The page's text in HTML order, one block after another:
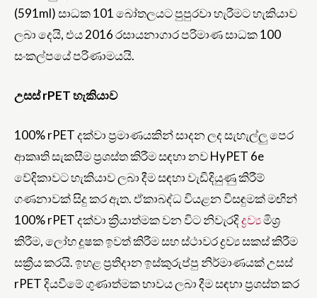
(591ml) සාධක 101 බෝතලයට පුපුරවා හැරීමට හැකියාව
ලබා දෙයි, එය 2016 රසායනාගාර පරිමාණ සාධක 100
සංකල්පයේ පරිණාමයයි.
උසස් rPET හැකියාව
100% rPET දක්වා ප්‍රමාණයකින් සාදන ලද සැහැල්ලු පෙර
ආකෘති සැකසීම ප්‍රශස්ත කිරීම සඳහා නව HyPET 6e
වේදිකාවට හැකියාව ලබා දීම සඳහා වැඩිදියුණු කිරීම්
ගණනාවක් සිදු කර ඇත. ඒකාබද්ධ වියළන විසඳුමක් මඟින්
100% rPET දක්වා ක්‍රියාත්මක වන විට නිවැරදිද්‍රව්‍යමිශ්‍ර
කිරීම, ලෝහ දූෂක ඉවත් කිරීම සහ ස්ථාවර ද්‍රව්‍ය සකස් කිරීම
සක්‍රීය කරයි. ඉහළ ප්‍රතිදාන ඉස්කුරුප්පු නිර්මාණයක් උසස්
rPET දියවීමේ ගුණාත්මක භාවය ලබා දීම සඳහා ප්‍රශස්ත කර